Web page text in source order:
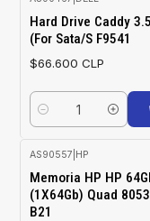
Hard Drive Caddy
(For Sata/S F9541
$66.600 CLP
Cantidad
-60%
OFF
AS90557 HP
Memoria HP HP
(1X64Gb) Quad
B21